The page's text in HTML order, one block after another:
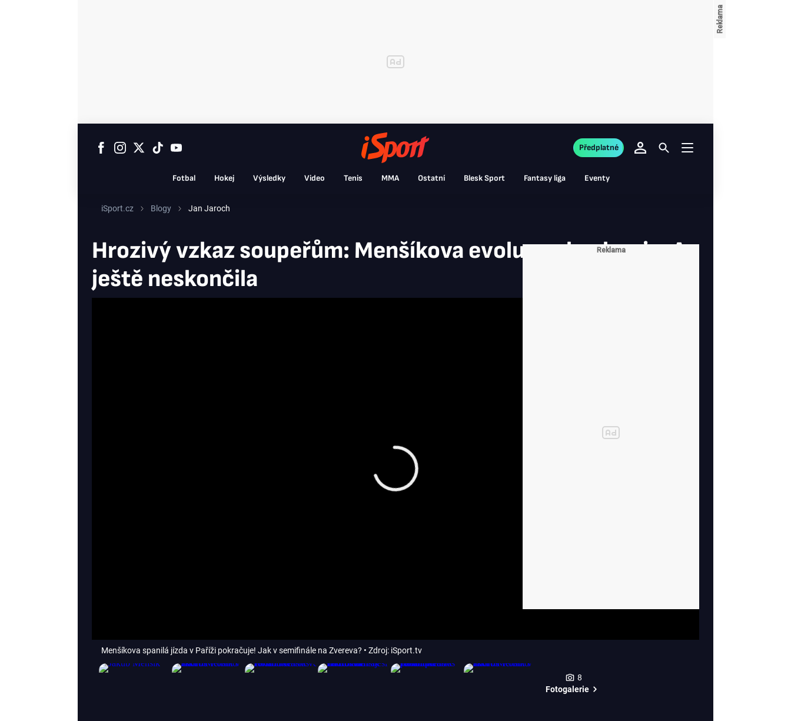
Fotbal Hokej Výsledky Video Tenis MMA Ostatní Blesk Sport Fantasy liga Eventy
Předplatné
iSport.cz Blogy Jan Jaroch
Hrozivý vzkaz soupeřům: Menšíkova evoluce akceleruje. A
ještě neskončila
Menšíkova spanilá jízda v Paříži pokračuje! Jak v semifinále na Zvereva? • Zdroj: iSport.tv
8
Fotogalerie